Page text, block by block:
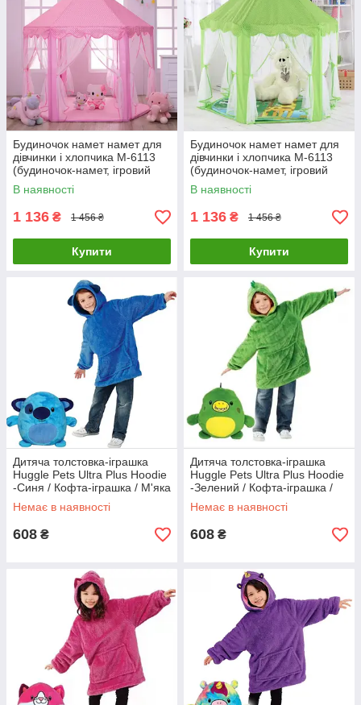
Будиночок намет намет для
дівчинки і хлопчика M-6113
(будиночок-намет, ігровий
будиночок) Рожевий
В наявності
1 136 ₴ 1 456 ₴
Купити
Будиночок намет намет для
дівчинки і хлопчика M-6113
(будиночок-намет, ігровий
будиночок) Зелений
В наявності
1 136 ₴ 1 456 ₴
Купити
Дитяча толстовка-іграшка
Huggle Pets Ultra Plus Hoodie
-Синя / Кофта-іграшка / М'яка
іграшка-подушка
Немає в наявності
608 ₴
Дитяча толстовка-іграшка
Huggle Pets Ultra Plus Hoodie
-Зелений / Кофта-іграшка /
М'яка іграшка-подушка
Немає в наявності
608 ₴